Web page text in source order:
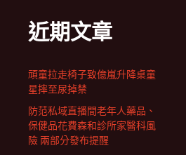
近期文章
頑童拉走椅子致億嵐升降桌童
星摔至尿掉禁
防范私域直播間老年人藥品、
保健品花費森和診所家醫科風
險 兩部分發布提醒